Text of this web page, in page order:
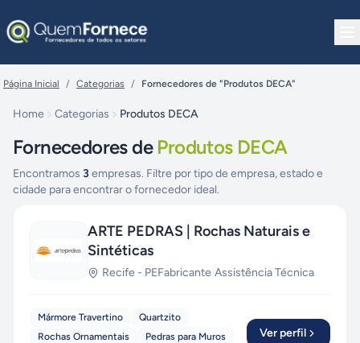
Página Inicial / Categorias / Fornecedores de "Produtos DECA"
Home Categorias Produtos DECA
Fornecedores de Produtos DECA
Encontramos 3 empresas. Filtre por tipo de empresa, estado e
cidade para encontrar o fornecedor ideal.
ARTE PEDRAS | Rochas Naturais e
Sintéticas
Recife - PEFabricante·Assistência Técnica
Mármore Travertino
Quartzito
Rochas Ornamentais
Pedras para Muros
Ver perfil